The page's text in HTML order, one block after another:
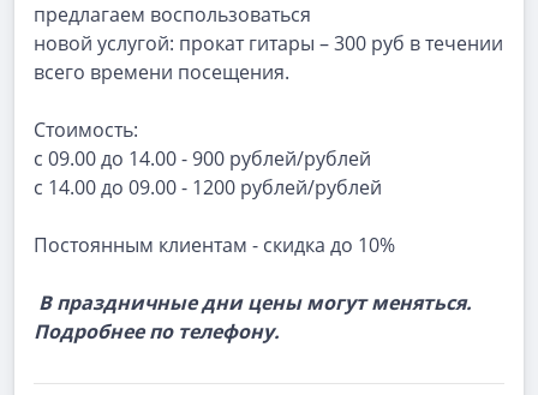
предлагаем воспользоваться
новой услугой: прокат гитары – 300 руб в течении
всего времени посещения.
Стоимость:
с 09.00 до 14.00 - 900 рублей/рублей
с 14.00 до 09.00 - 1200 рублей/рублей
Постоянным клиентам - скидка до 10%
В праздничные дни цены могут меняться.
Подробнее по телефону.